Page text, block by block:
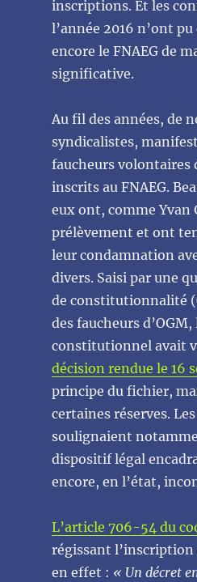
inscriptions. Et les
l’année 2016 n’ont
encore le FNAEG de
significative.
Au fil des années, de
syndicalistes,
faucheurs volontaires
inscrits au FNAEG.
eux ont, comme Yvan
prélèvement et ont
leur condamnation
divers. Saisi par une
de constitutionnalité
des faucheurs d’OGM,
constitutionnel avait
décision rendue le 16
principe du fichier,
certaines réserves. Les
soulignaient
dispositif légal
encore, en l’état,
L’article 706-54 du
régissant
en effet : « Un décret